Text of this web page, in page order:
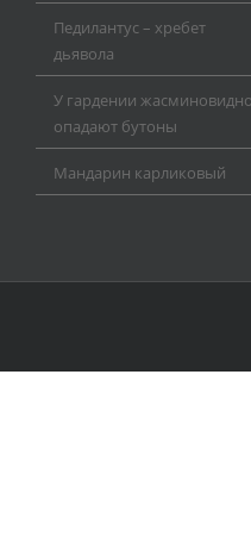
Педилантус – хребет
дьявола
У гардении
опадают бутоны
Мандарин карликовый